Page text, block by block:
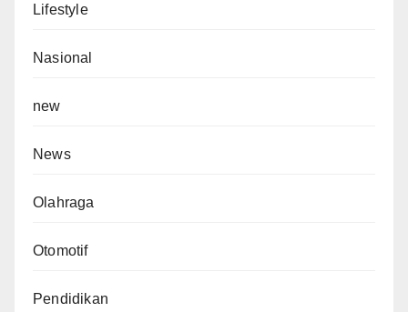
Lifestyle
Nasional
new
News
Olahraga
Otomotif
Pendidikan